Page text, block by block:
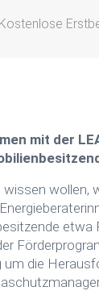
Kostenlose
mit der
wissen
etwa
die